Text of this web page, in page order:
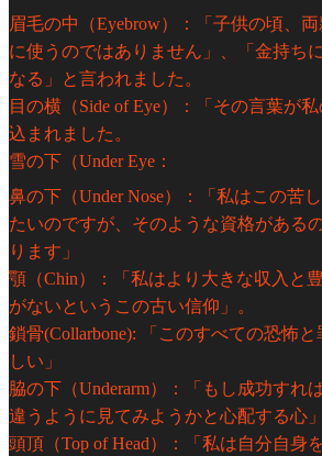
眉毛の中（Eyebrow）：「子供の頃、
に使うのではありません」、「金持ち
なる」と言われました。
目の横（Side of Eye）：「その言葉が
込まれました。
雪の下（Under Eye：
鼻の下（Under Nose）：「私はこの苦
たいのですが、そのような資格がある
ります」
顎（Chin）：「私はより大きな収入と
がないというこの古い信仰」。
鎖骨(Collarbone): 「このすべての恐怖
しい」
脇の下（Underarm）：「もし成功すれ
違うように見てみようかと心配する心」
頭頂（Top of Head）：「私は自分自身